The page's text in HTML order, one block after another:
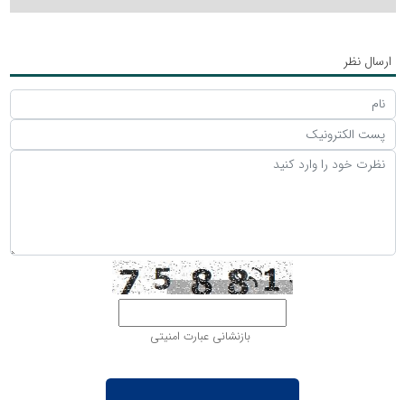
ارسال نظر
بازنشانی عبارت امنیتی